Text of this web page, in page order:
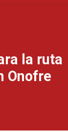
la ruta
Onofre